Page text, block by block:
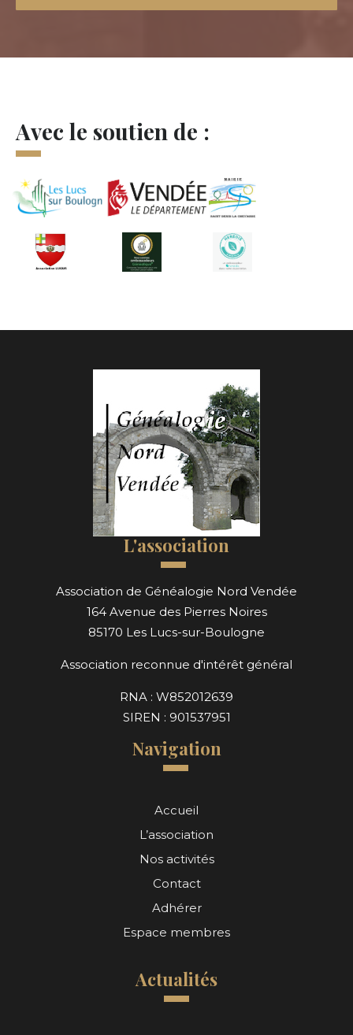
Avec le soutien de :
L'association
Association de Généalogie Nord Vendée
164 Avenue des Pierres Noires
85170 Les Lucs-sur-Boulogne
Association reconnue d'intérêt général
RNA : W852012639
SIREN : 901537951
Navigation
Accueil
L’association
Nos activités
Contact
Adhérer
Espace membres
Actualités